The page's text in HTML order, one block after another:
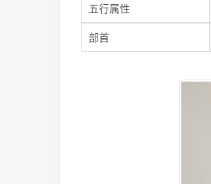
五行属性
部首